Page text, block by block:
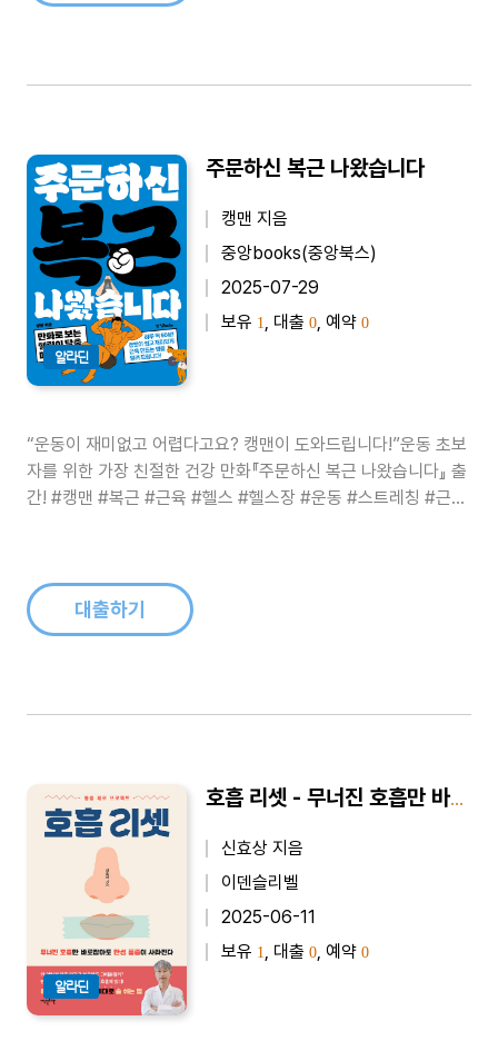
알라딘
주문하신 복근 나왔습니다
캥맨 지음
중앙books(중앙북스)
2025-07-29
보유 1 , 대출 0 , 예약 0
“운동이 재미없고 어렵다고요? 캥맨이 도와드립니다!”운동 초보
자를 위한 가장 친절한 건강 만화『주문하신 복근 나왔습니다』 출
간! #캥맨 #복근 #근육 #헬스 #헬스장 #운동 #스트레칭 #근력
명 이상의 팔..
대출하기
알라딘
호흡 리셋 - 무너진 호흡만 바로잡아도 만성 통증이 사라진다
신효상 지음
이덴슬리벨
2025-06-11
보유 1 , 대출 0 , 예약 0